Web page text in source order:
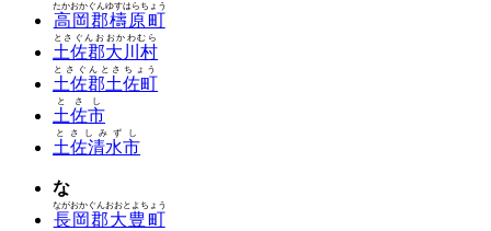
高岡郡檮原町
たかおかぐんゆすはらちょう
土佐郡大川村
とさぐんおおかわむら
土佐郡土佐町
とさぐんとさちょう
土佐市
とさし
土佐清水市
とさしみずし
な
長岡郡大豊町
ながおかぐんおおとよちょう